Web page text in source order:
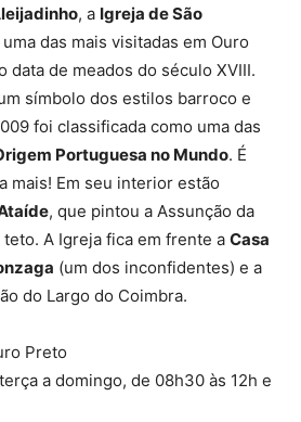
, a Igreja de São
das mais visitadas em Ouro
data de meados do século XVIII.
símbolo dos estilos barroco e
foi classificada como uma das
Portuguesa no Mundo. É
mais! Em seu interior estão
, que pintou a Assunção da
teto. A Igreja fica em frente a Casa
(um dos inconfidentes) e a
do Largo do Coimbra.
Preto
erça a domingo, de 08h30 às 12h e